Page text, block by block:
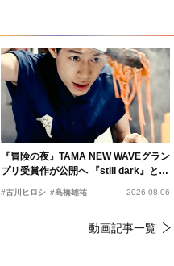
『冒険の夜』TAMA NEW WAVEグラン
プリ受賞作が公開へ 『still dark』と同
#古川ヒロシ #髙橋雄祐 2026.08.06
動画記事一覧